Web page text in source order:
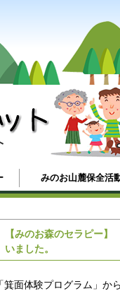
みのお山麓保全活
【みのお森のセラピー
いました。
「箕面体験プログラム」か